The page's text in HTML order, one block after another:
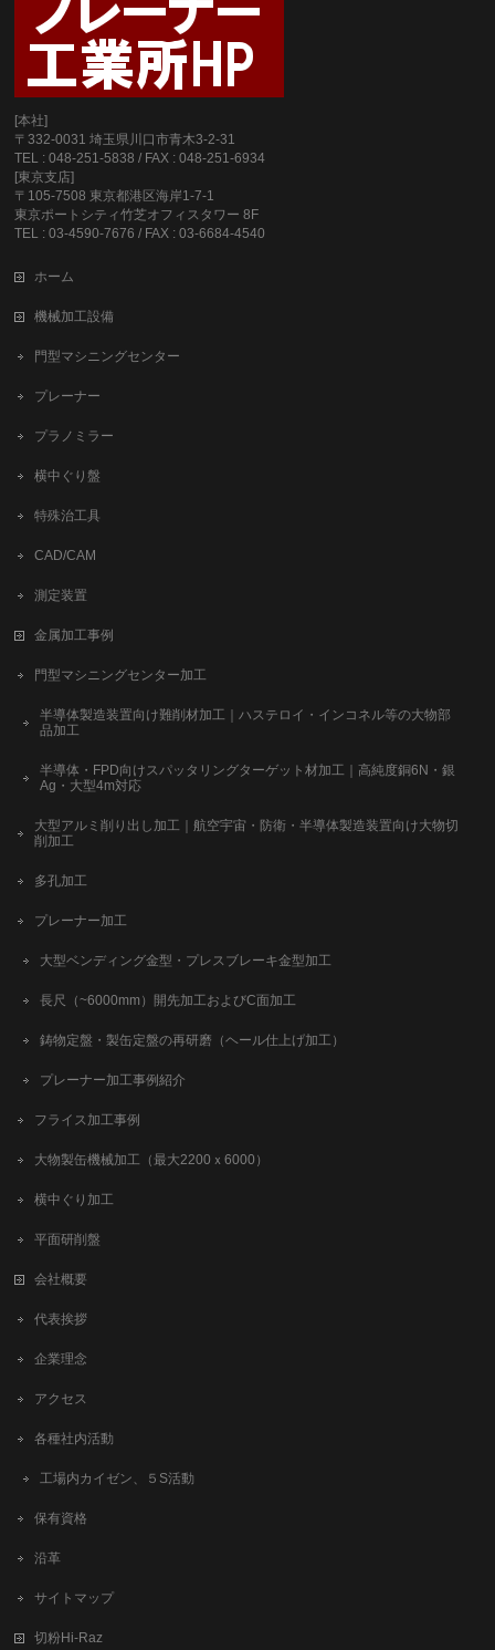
[本社]
〒332-0031 埼玉県川口市青木3-2-31
TEL : 048-251-5838 / FAX : 048-251-6934
[東京支店]
〒105-7508 東京都港区海岸1-7-1
東京ポートシティ竹芝オフィスタワー 8F
TEL : 03-4590-7676 / FAX : 03-6684-4540
ホーム
機械加工設備
門型マシニングセンター
プレーナー
プラノミラー
横中ぐり盤
特殊治工具
CAD/CAM
測定装置
金属加工事例
門型マシニングセンター加工
半導体製造装置向け難削材加工｜ハステロイ・インコネル等の大物部
品加工
半導体・FPD向けスパッタリングターゲット材加工｜高純度銅6N・銀
Ag・大型4m対応
大型アルミ削り出し加工｜航空宇宙・防衛・半導体製造装置向け大物切
削加工
多孔加工
プレーナー加工
大型ベンディング金型・プレスブレーキ金型加工
長尺（~6000mm）開先加工およびC面加工
鋳物定盤・製缶定盤の再研磨（ヘール仕上げ加工）
プレーナー加工事例紹介
フライス加工事例
大物製缶機械加工（最大2200ｘ6000）
横中ぐり加工
平面研削盤
会社概要
代表挨拶
企業理念
アクセス
各種社内活動
工場内カイゼン、５S活動
保有資格
沿革
サイトマップ
切粉Hi-Raz